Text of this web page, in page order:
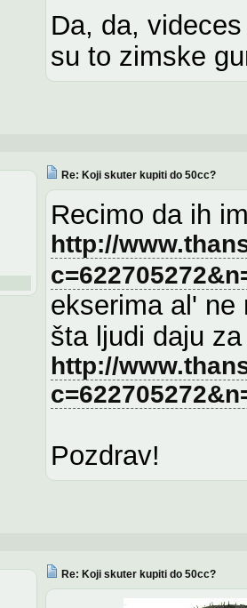
Da, da,
su to zimske
Re: Koji skuter kupiti do 50cc?
Recimo da ih
http://
ekserima al' ne
šta ljudi daju
http://
Pozdrav!
Re: Koji skuter kupiti do 50cc?